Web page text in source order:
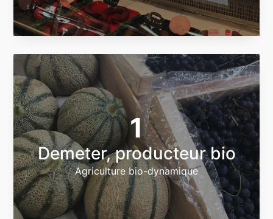
1
Demeter, producteur bio
Agriculture bio-dynamique